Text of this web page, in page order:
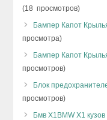
(18 просмотров)
Бампер Капот
просмотра)
Бампер Капот
просмотров)
Блок
просмотров)
Бмв Х1BMW X1